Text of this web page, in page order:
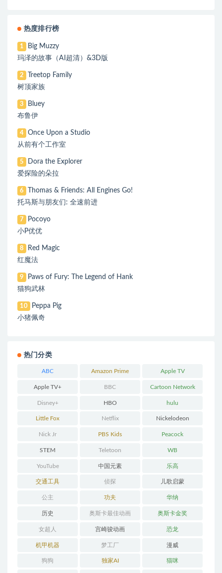
热度排行榜
1
Big Muzzy
玛泽的故事（AI超清）&3D版
2
Treetop Family
树顶家族
3
Bluey
布鲁伊
4
Once Upon a Studio
从前有个工作室
5
Dora the Explorer
爱探险的朵拉
6
Thomas & Friends: All Engines Go!
托马斯与朋友们: 全速前进
7
Pocoyo
小P优优
8
Red Magic
红魔法
9
Paws of Fury: The Legend of Hank
猫狗武林
10
Peppa Pig
小猪佩奇
热门分类
ABC Amazon Prime Apple TV
Apple TV+ BBC Cartoon Network
Disney+ HBO hulu
Little Fox Netflix Nickelodeon
Nick Jr PBS Kids Peacock
STEM Teletoon WB
YouTube 中国元素 乐高
交通工具 侦探 儿歌启蒙
公主 功夫 华纳
历史 奥斯卡最佳动画 奥斯卡金奖
女超人 宫崎骏动画 恐龙
机甲机器 梦工厂 漫威
狗狗 独家AI 猫咪